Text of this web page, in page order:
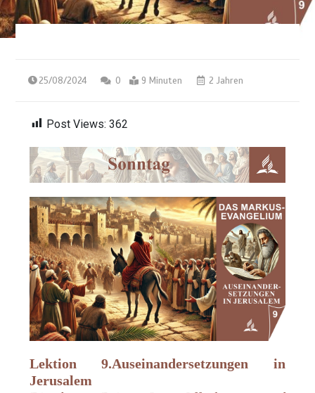
25/08/2024 0 9 Minuten 2 Jahren
Post Views: 362
Lektion 9.Auseinandersetzungen in
Jerusalem